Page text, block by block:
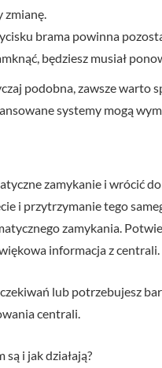
zmianę.
brama powinna
będziesz musiał
podobna, zawsze
systemy mogą
zamykanie i wrócić
i przytrzymanie tego
zamykania.
informacja z centrali.
lub potrzebujesz
centrali.
są i jak działają?